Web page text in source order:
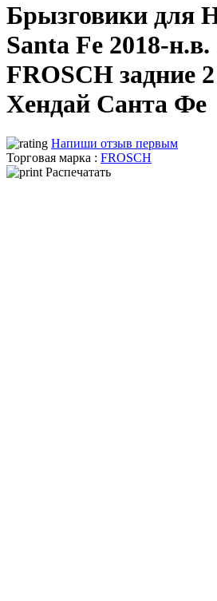
Брызговики для
Santa Fe 2018-
FROSCH задние
Хендай Санта Фе
Напиши отзыв первым
Торговая марка : FROSCH
Распечатать